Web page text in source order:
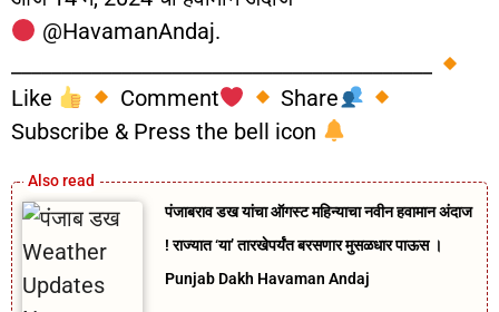
‎@HavamanAndaj.
Like
Comment
Share
Subscribe & Press the bell icon
पंजाबराव डख यांचा ऑगस्ट महिन्याचा नवीन हवामान अंदाज
! राज्यात ‘या’ तारखेपर्यंत बरसणार मुसळधार पाऊस ।
Punjab Dakh Havaman Andaj